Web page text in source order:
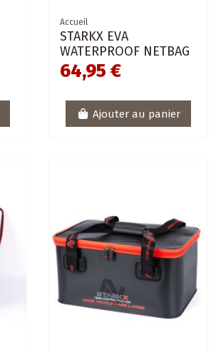
Accueil
STARKX EVA
WATERPROOF NETBAG
64,95 €
Ajouter au panier